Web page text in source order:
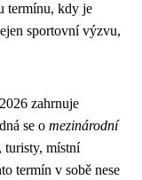
termínu, kdy je
sportovní výzvu,
zahrnuje
se o mezinárodní
turisty, místní
termín v sobě nese